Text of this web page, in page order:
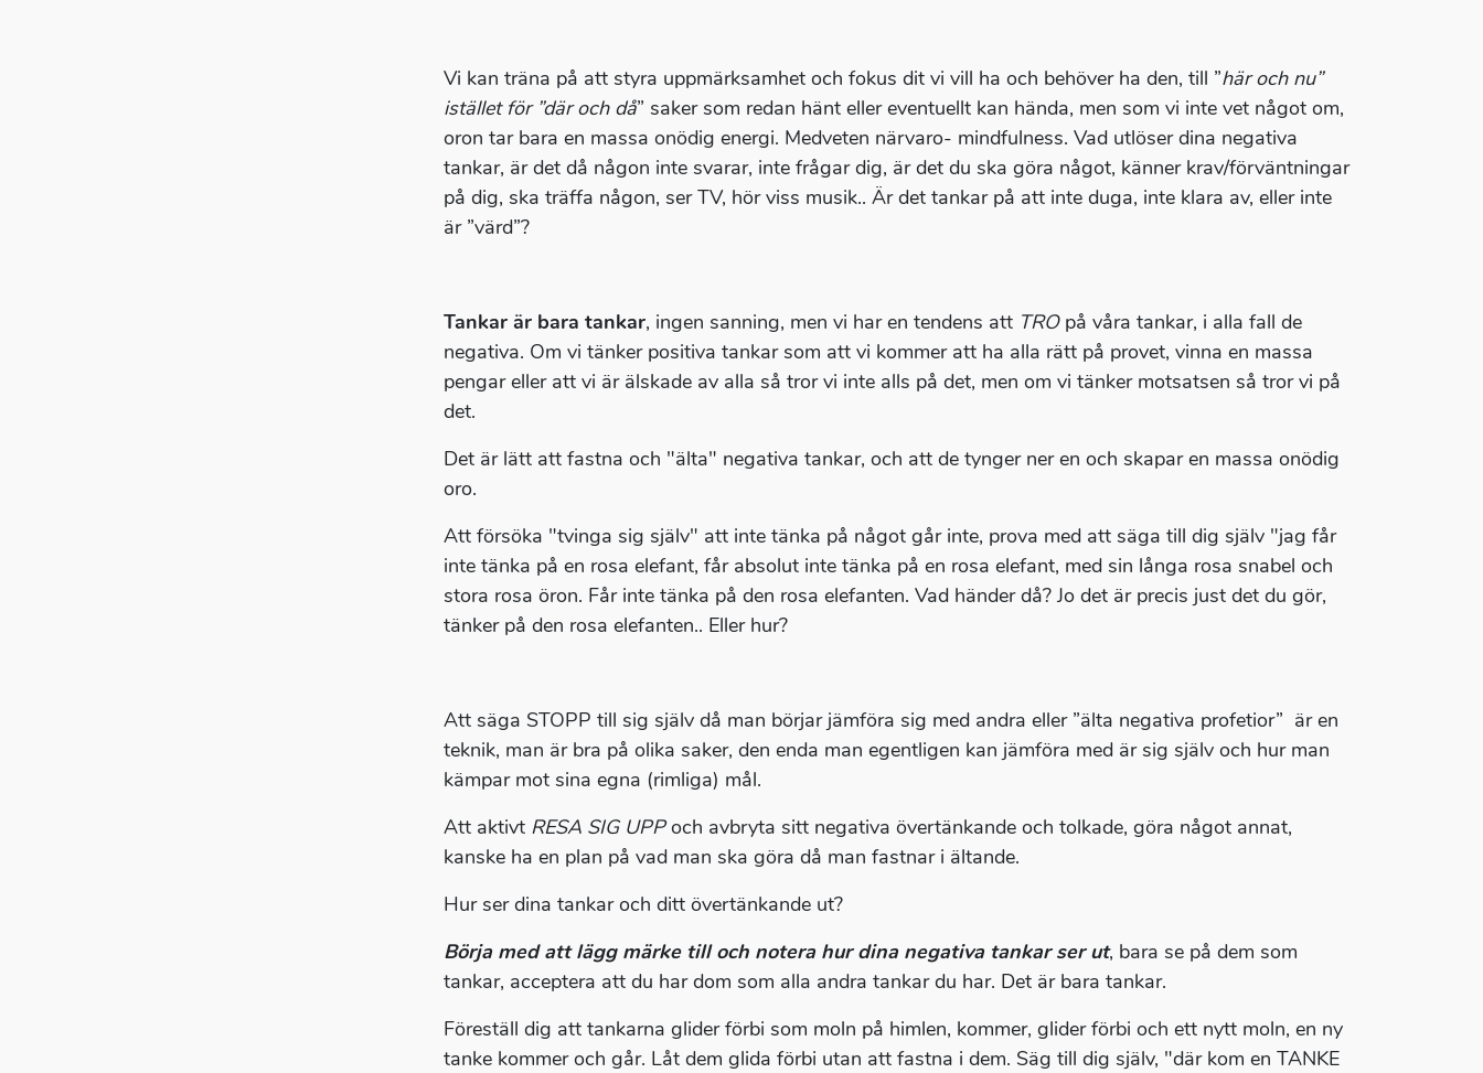
Vi kan träna på att styra uppmärksamhet och fokus dit vi vill ha och behöver ha den, till ”här och nu”
istället för ”där och då” saker som redan hänt eller eventuellt kan hända, men som vi inte vet något om,
oron tar bara en massa onödig energi. Medveten närvaro- mindfulness. Vad utlöser dina negativa
tankar, är det då någon inte svarar, inte frågar dig, är det du ska göra något, känner krav/förväntningar
på dig, ska träffa någon, ser TV, hör viss musik.. Är det tankar på att inte duga, inte klara av, eller inte
är ”värd”?
Tankar är bara tankar, ingen sanning, men vi har en tendens att TROpå våra tankar, i alla fall de
negativa. Om vi tänker positiva tankar som att vi kommer att ha alla rätt på provet, vinna en massa
pengar eller att vi är älskade av alla så tror vi inte alls på det, men om vi tänker motsatsen så tror vi på
det.
Det är lätt att fastna och "älta" negativa tankar, och att de tynger ner en och skapar en massa onödig
oro.
Att försöka "tvinga sig själv" att inte tänka på något går inte, prova med att säga till dig själv "jag får
inte tänka på en rosa elefant, får absolut inte tänka på en rosa elefant, med sin långa rosa snabel och
stora rosa öron. Får inte tänka på den rosa elefanten. Vad händer då? Jo det är precis just det du gör,
tänker på den rosa elefanten.. Eller hur?
Att säga STOPP till sig själv då man börjar jämföra sig med andra eller ”älta negativa profetior” är en
teknik, man är bra på olika saker, den enda man egentligen kan jämföra med är sig själv och hur man
kämpar mot sina egna (rimliga) mål.
Att aktivt RESA SIG UPPoch avbryta sitt negativa övertänkande och tolkade, göra något annat,
kanske ha en plan på vad man ska göra då man fastnar i ältande.
Hur ser dina tankar och ditt övertänkande ut?
Börja med att lägg märke till och notera hur dina negativa tankar ser ut, bara se på dem som
tankar, acceptera att du har dom som alla andra tankar du har. Det är bara tankar.
Föreställ dig att tankarna glider förbi som moln på himlen, kommer, glider förbi och ett nytt moln, en ny
tanke kommer och går. Låt dem glida förbi utan att fastna i dem. Säg till dig själv, "där kom en TANKE